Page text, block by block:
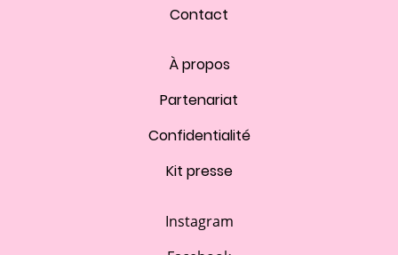
Contact
À propos
Partenariat
Confidentialité
Kit presse
Instagram